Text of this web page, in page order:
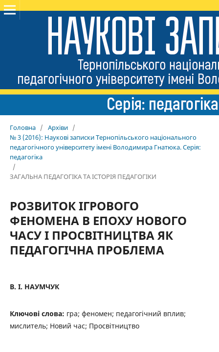
Головна / Архіви /
№ 3 (2016): Наукові записки Тернопільського національного
педагогічного університету імені Володимира Гнатюка. Серія:
педагогіка
/
ЗАГАЛЬНА ПЕДАГОГІКА ТА ІСТОРІЯ ПЕДАГОГІКИ
РОЗВИТОК ІГРОВОГО
ФЕНОМЕНА В ЕПОХУ НОВОГО
ЧАСУ І ПРОСВІТНИЦТВА ЯК
ПЕДАГОГІЧНА ПРОБЛЕМА
В. І. НАУМЧУК
Ключові слова: гра; феномен; педагогічний вплив;
мислитель; Новий час; Просвітництво